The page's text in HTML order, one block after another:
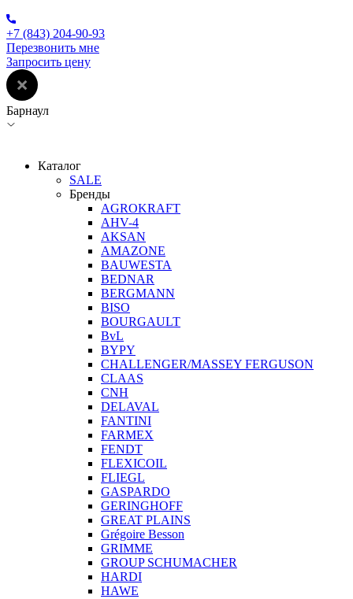
+7 (843) 204-90-93
Перезвонить мне
Запросить цену
Барнаул
Каталог
SALE
Бренды
AGROKRAFT
AHV-4
AKSAN
AMAZONE
BAUWESTA
BEDNAR
BERGMANN
BISO
BOURGAULT
BvL
BYPY
CHALLENGER/MASSEY FERGUSON
CLAAS
CNH
DELAVAL
FANTINI
FARMEX
FENDT
FLEXICOIL
FLIEGL
GASPARDO
GERINGHOFF
GREAT PLAINS
Grégoire Besson
GRIMME
GROUP SCHUMACHER
HARDI
HAWE